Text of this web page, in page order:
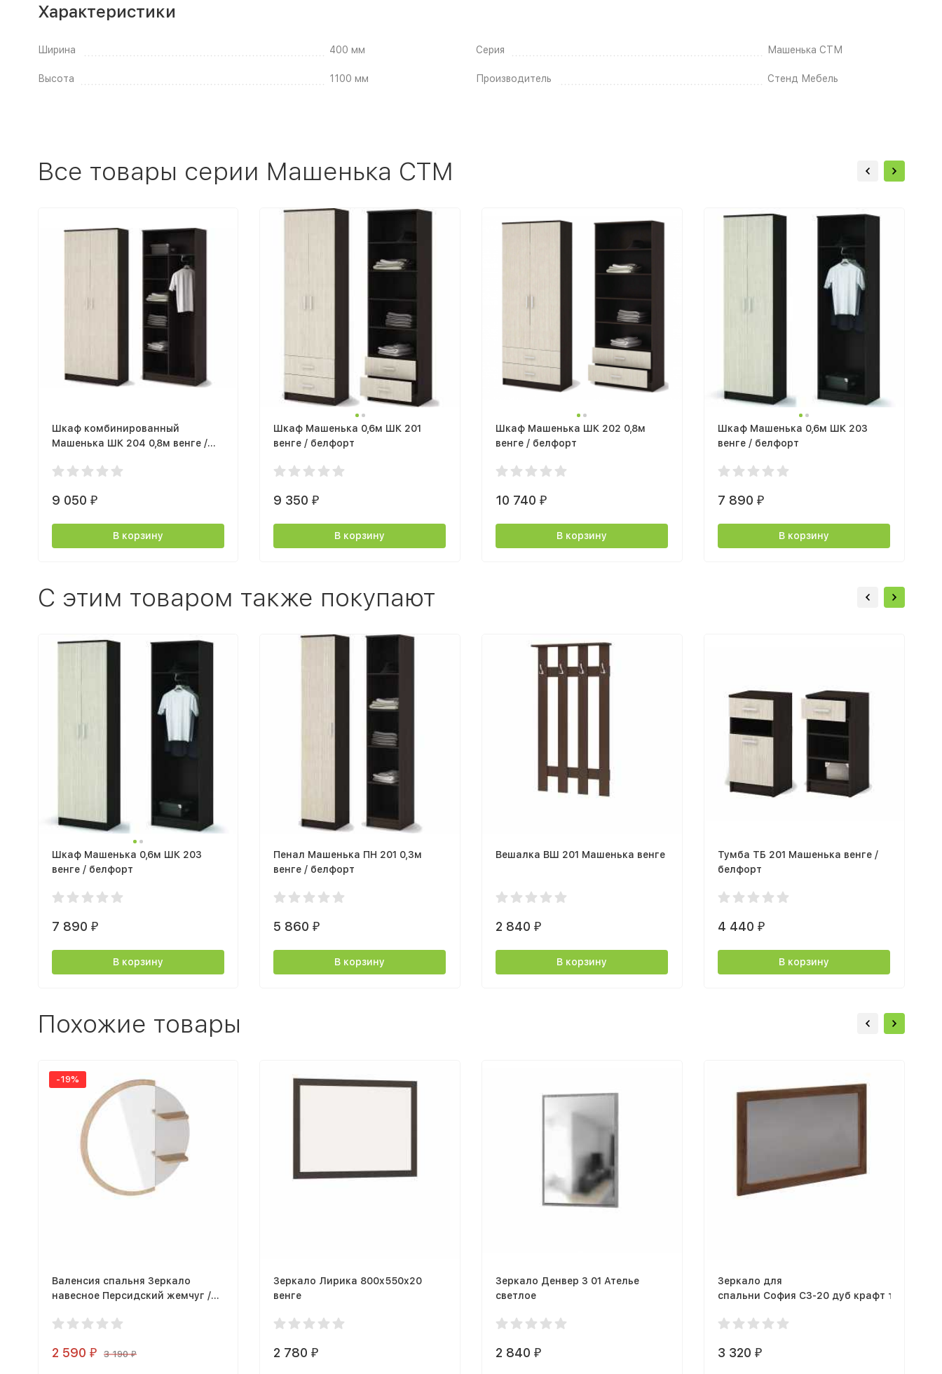
Характеристики
Ширина 400 мм
Высота 1100 мм
Серия Машенька СТМ
Производитель Стенд Мебель
Все товары серии Машенька СТМ
Шкаф комбинированный
Машенька ШК 204 0,8м венге /
9 050 ₽
В корзину
Шкаф Машенька 0,6м ШК 201
венге / белфорт
9 350₽
В корзину
Шкаф Машенька ШК 202 0,8м
венге / белфорт
10 740 ₽
В корзину
Шкаф Машенька 0,6м ШК 203
венге / белфорт
7 890 ₽
В корзину
C этим товаром также покупают
Шкаф Машенька 0,6м ШК 203
венге / белфорт
7 890 ₽
В корзину
Пенал Машенька ПН 201 0,3м
венге / белфорт
5 860₽
В корзину
Вешалка ВШ 201 Машенька венге
2 840 ₽
В корзину
Тумба ТБ 201 Машенька венге /
белфорт
4 440 ₽
В корзину
Похожие товары
-19%
Валенсия спальня Зеркало
навесное Персидский жемчуг /
2 590 ₽ 3 190₽
Зеркало Лирика 800x550x20
венге
2 780₽
Зеркало Денвер З 01 Ателье
светлое
2 840 ₽
Зеркало для
спальни София СЗ-20 дуб крафт табачный
3 320 ₽